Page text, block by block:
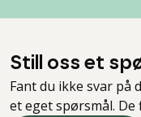
Still oss et
Fant du ikke svar på
et eget spørsmål.